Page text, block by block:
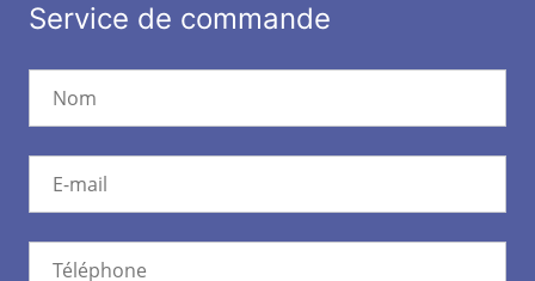
Service de commande